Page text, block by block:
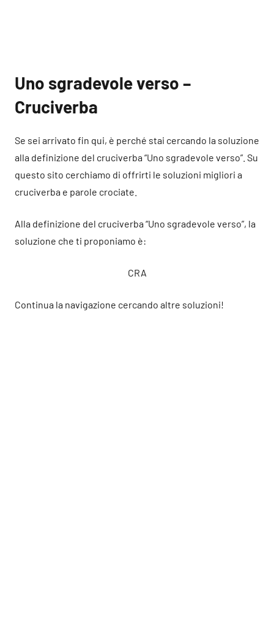
Uno sgradevole verso –
Cruciverba
Se sei arrivato fin qui, è perché stai cercando la soluzione
alla definizione del cruciverba “Uno sgradevole verso”. Su
questo sito cerchiamo di offrirti le soluzioni migliori a
cruciverba e parole crociate.
Alla definizione del cruciverba “Uno sgradevole verso”, la
soluzione che ti proponiamo è:
CRA
Continua la navigazione cercando altre soluzioni!